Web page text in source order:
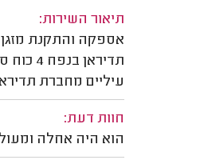
תיאור השירות:
אספקה והתקנת מזגן
תדיראן
עיליים מחברת תדיראן בנפח
חוות דעת:
הוא היה אחלה